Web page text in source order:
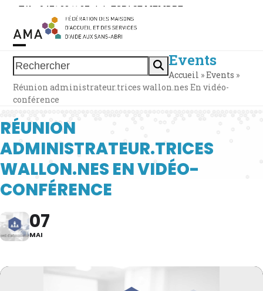
Skip
content
Tél. : 0471 38 11 37 | | ESPACE MEMBRE
Rechercher
Open
mobile
menu
Close
mobile
menu
Events
Accueil »Events »
Réunion administrateur.trices wallon.nes En vidéo-
conférence
RÉUNION
ADMINISTRATEUR.TRICES
WALLON.NES EN VIDÉO-
CONFÉRENCE
07
MAI